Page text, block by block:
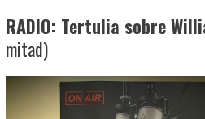
RADIO: Tertulia sobre
mitad)